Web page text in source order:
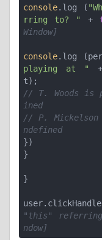
console.log (
rring to? "
+
Window]
console.log
playing at "
// T. Woods is
ined
// P.
ndefined
})
}
}
"this"
ndow]